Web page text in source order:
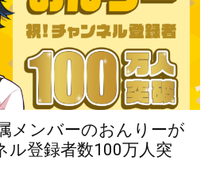
メンバーのおんりーが
ル登録者数100万人突